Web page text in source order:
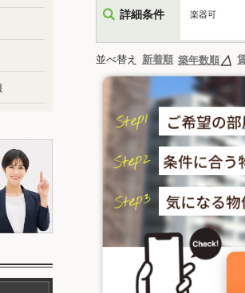
詳細条件 楽器可
並べ替え 新着順 築年数順